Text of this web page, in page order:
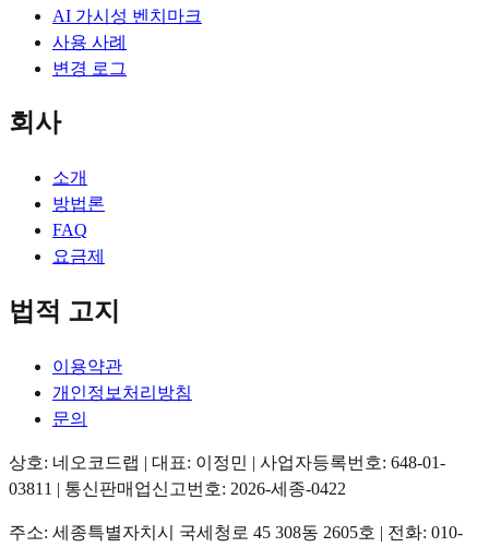
AI 가시성 벤치마크
사용 사례
변경 로그
회사
소개
방법론
FAQ
요금제
법적 고지
이용약관
개인정보처리방침
문의
상호: 네오코드랩 | 대표: 이정민 | 사업자등록번호: 648-01-
03811 | 통신판매업신고번호: 2026-세종-0422
주소: 세종특별자치시 국세청로 45 308동 2605호 | 전화: 010-